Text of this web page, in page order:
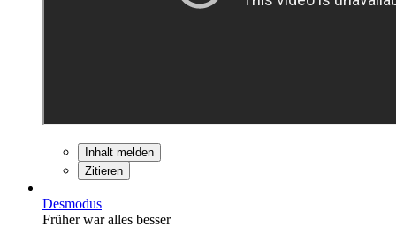
Inhalt melden
Zitieren
Desmodus
Früher war alles besser